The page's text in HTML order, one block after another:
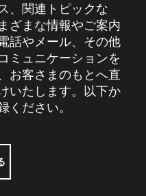
、関連トピックな
ざまな情報やご案内
話やメール、その他
ミュニケーションを
お客さまのもとへ直
いたします。以下か
ください。